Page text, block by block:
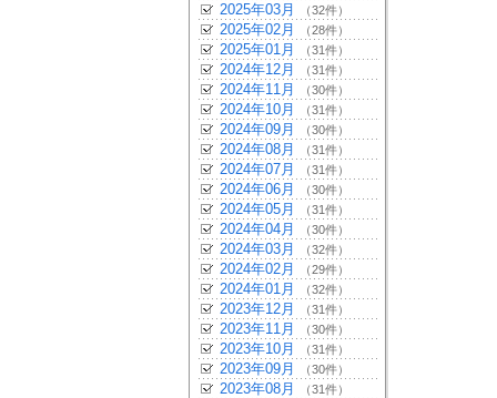
2025年03月 （32件）
2025年02月 （28件）
2025年01月 （31件）
2024年12月 （31件）
2024年11月 （30件）
2024年10月 （31件）
2024年09月 （30件）
2024年08月 （31件）
2024年07月 （31件）
2024年06月 （30件）
2024年05月 （31件）
2024年04月 （30件）
2024年03月 （32件）
2024年02月 （29件）
2024年01月 （32件）
2023年12月 （31件）
2023年11月 （30件）
2023年10月 （31件）
2023年09月 （30件）
2023年08月 （31件）